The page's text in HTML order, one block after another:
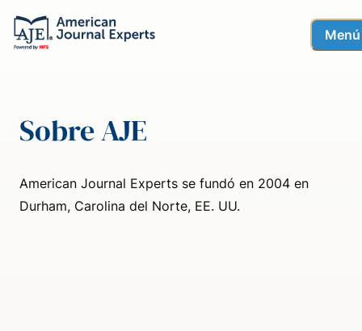
Menú
Sobre AJE
American Journal Experts se fundó en 2004 en
Durham, Carolina del Norte, EE. UU.